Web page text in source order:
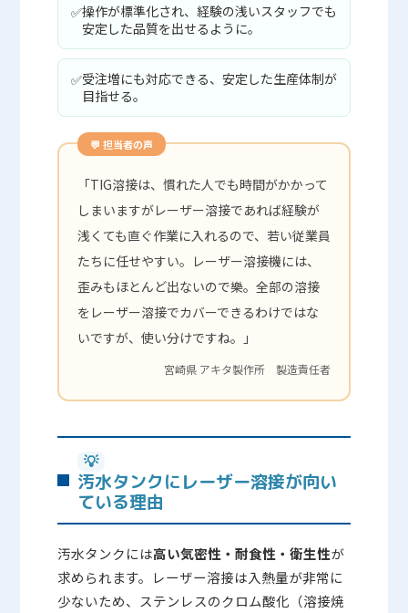
✅操作が標準化され、経験の浅いスタッフでも
安定した品質を出せるように。
✅受注増にも対応できる、安定した生産体制が
目指せる。
💬 担当者の声
「TIG溶接は、慣れた人でも時間がかかって
しまいますがレーザー溶接であれば経験が
浅くても直ぐ作業に入れるので、若い従業員
たちに任せやすい。レーザー溶接機には、
歪みもほとんど出ないので樂。全部の溶接
をレーザー溶接でカバーできるわけではな
いですが、使い分けですね。」
宮崎県 アキタ製作所 製造責任者
💡
汚水タンクにレーザー溶接が向い
ている理由
汚水タンクには高い気密性・耐食性・衛生性が
求められます。レーザー溶接は入熱量が非常に
少ないため、ステンレスのクロム酸化（溶接焼